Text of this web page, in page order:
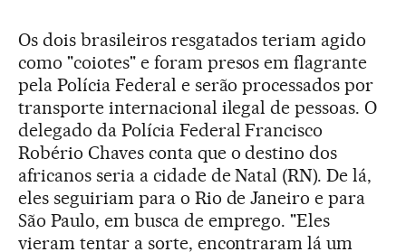
Os dois brasileiros resgatados teriam agido
como "coiotes" e foram presos em flagrante
pela Polícia Federal e serão processados por
transporte internacional ilegal de pessoas. O
delegado da Polícia Federal Francisco
Robério Chaves conta que o destino dos
africanos seria a cidade de Natal (RN). De lá,
eles seguiriam para o Rio de Janeiro e para
São Paulo, em busca de emprego. "Eles
vieram tentar a sorte, encontraram lá um